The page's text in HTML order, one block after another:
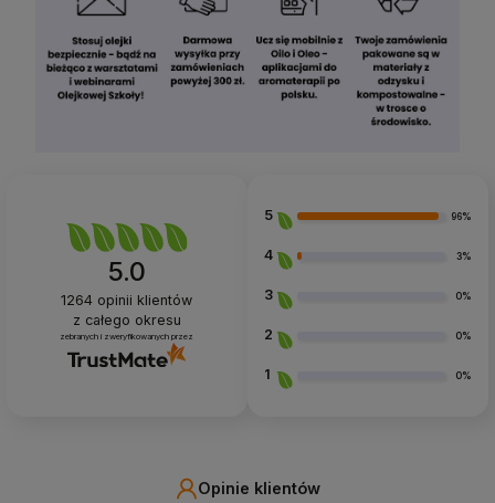
5.0
1264 opinii klientów
z całego okresu
zebranych i zweryfikowanych przez
5 96%
4 3%
3 0%
2 0%
1 0%
Opinie klientów